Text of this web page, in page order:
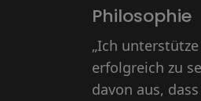
Philosophie
„Ich
erfolgreich zu
davon aus,